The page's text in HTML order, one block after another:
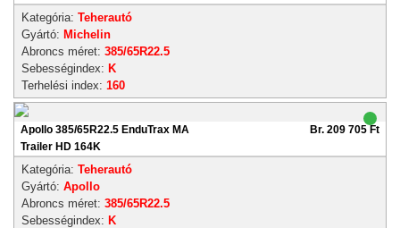
Kategória: Teherautó
Gyártó: Michelin
Abroncs méret: 385/65R22.5
Sebességindex: K
Terhelési index: 160
Apollo 385/65R22.5 EnduTrax MA
Trailer HD 164K
Br. 209 705 Ft
Kategória: Teherautó
Gyártó: Apollo
Abroncs méret: 385/65R22.5
Sebességindex: K